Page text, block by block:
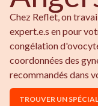
Chez Reflet, on
expert.e.s en pour
congélation
coordonnées des
recommandés dans
TROUVER UN